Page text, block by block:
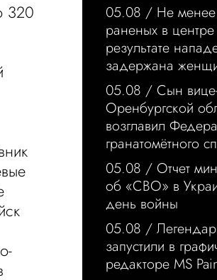
320
05.08 / Не менее
раненых в
результате
задержана
05.08 / Сын
Оренбургской
возглавил
гранатомётного
05.08 / Отчет
об «СВО» в
день войны
05.08 /
запустили в
редакторе MS